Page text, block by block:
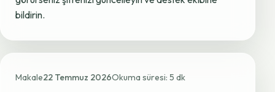
bildirin.
Makale22 Temmuz 2026Okuma süresi: 5 dk